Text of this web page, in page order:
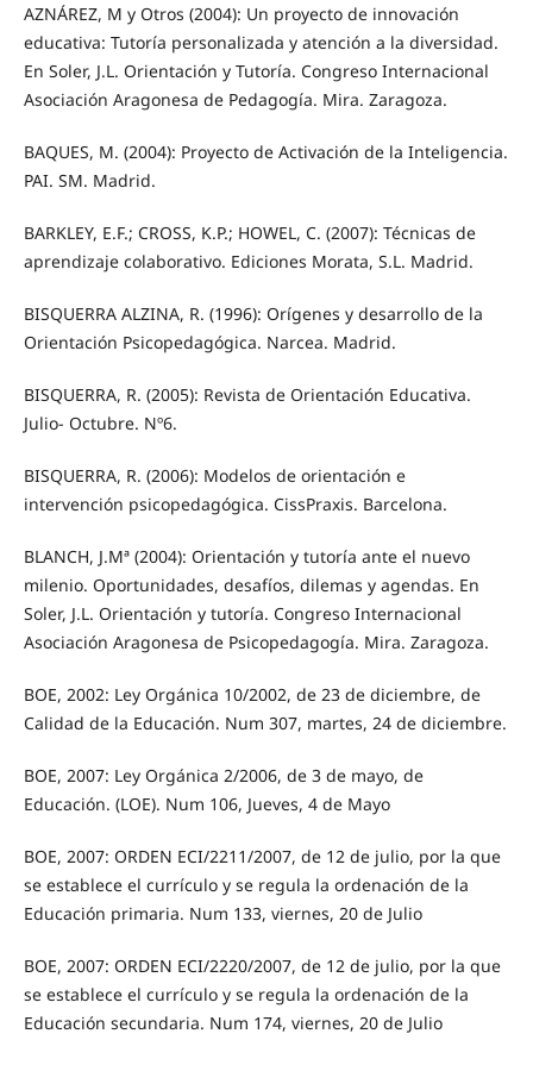
AZNÁREZ, M y Otros (2004): Un proyecto de innovación
educativa: Tutoría personalizada y atención a la diversidad.
En Soler, J.L. Orientación y Tutoría. Congreso Internacional
Asociación Aragonesa de Pedagogía. Mira. Zaragoza.
BAQUES, M. (2004): Proyecto de Activación de la Inteligencia.
PAI. SM. Madrid.
BARKLEY, E.F.; CROSS, K.P.; HOWEL, C. (2007): Técnicas de
aprendizaje colaborativo. Ediciones Morata, S.L. Madrid.
BISQUERRA ALZINA, R. (1996): Orígenes y desarrollo de la
Orientación Psicopedagógica. Narcea. Madrid.
BISQUERRA, R. (2005): Revista de Orientación Educativa.
Julio- Octubre. Nº6.
BISQUERRA, R. (2006): Modelos de orientación e
intervención psicopedagógica. CissPraxis. Barcelona.
BLANCH, J.Mª (2004): Orientación y tutoría ante el nuevo
milenio. Oportunidades, desafíos, dilemas y agendas. En
Soler, J.L. Orientación y tutoría. Congreso Internacional
Asociación Aragonesa de Psicopedagogía. Mira. Zaragoza.
BOE, 2002: Ley Orgánica 10/2002, de 23 de diciembre, de
Calidad de la Educación. Num 307, martes, 24 de diciembre.
BOE, 2007: Ley Orgánica 2/2006, de 3 de mayo, de
Educación. (LOE). Num 106, Jueves, 4 de Mayo
BOE, 2007: ORDEN ECI/2211/2007, de 12 de julio, por la que
se establece el currículo y se regula la ordenación de la
Educación primaria. Num 133, viernes, 20 de Julio
BOE, 2007: ORDEN ECI/2220/2007, de 12 de julio, por la que
se establece el currículo y se regula la ordenación de la
Educación secundaria. Num 174, viernes, 20 de Julio